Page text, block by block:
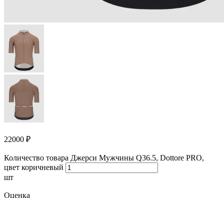
22000 ₽
Количество товара Джерси Мужчины Q36.5, Dottore PRO,
цвет коричневый
шт
Оценка